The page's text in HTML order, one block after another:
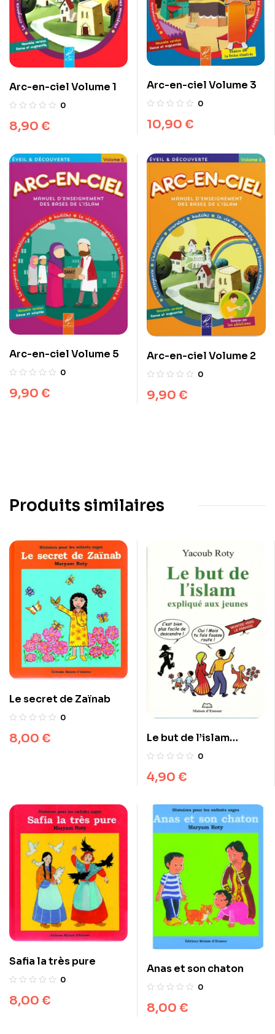
Arc-en-ciel Volume 1
0
8,90 €
Arc-en-ciel Volume 3
0
10,90 €
Arc-en-ciel Volume 5
0
9,90 €
Arc-en-ciel Volume 2
0
9,90 €
Produits similaires
Le secret de Zaïnab
0
8,00 €
Le but de l’islam
expliqué aux jeunes
0
4,90 €
Safia la très pure
0
8,00 €
Anas et son chaton
0
8,00 €